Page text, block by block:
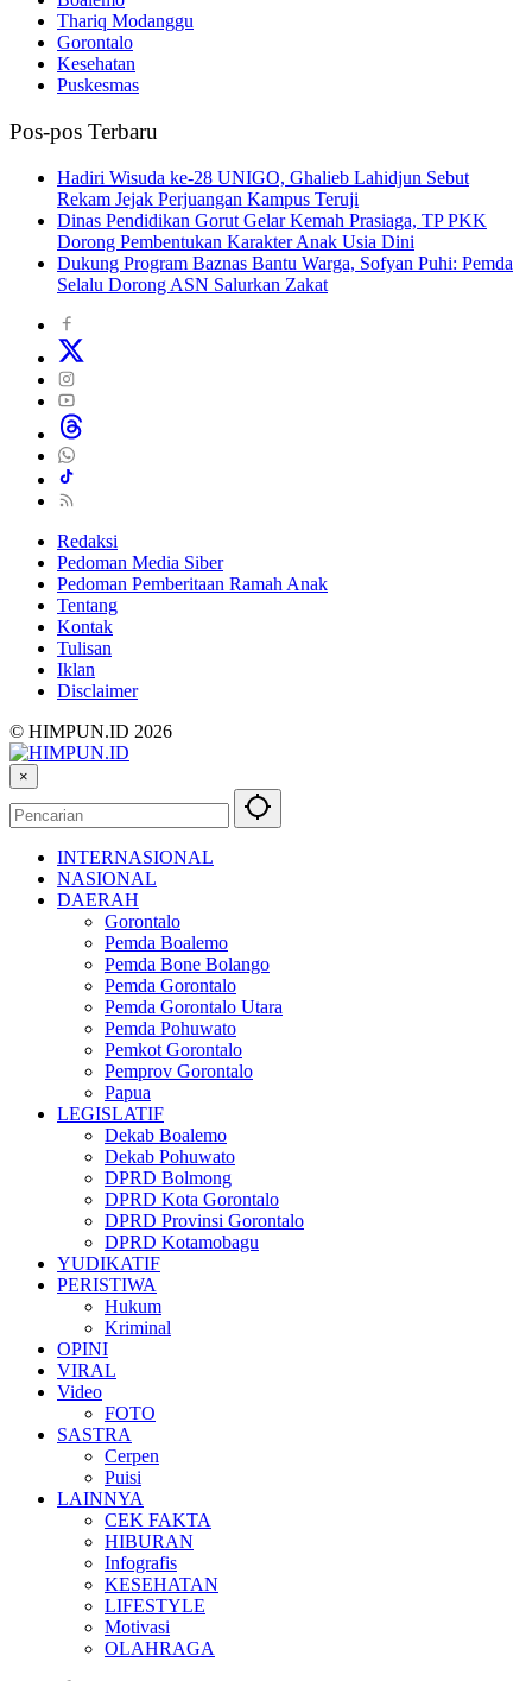
Thariq Modanggu
Gorontalo
Kesehatan
Puskesmas
Pos-pos Terbaru
Hadiri Wisuda ke-28 UNIGO, Ghalieb Lahidjun Sebut
Rekam Jejak Perjuangan Kampus Teruji
Dinas Pendidikan Gorut Gelar Kemah Prasiaga, TP PKK
Dorong Pembentukan Karakter Anak Usia Dini
Dukung Program Baznas Bantu Warga, Sofyan Puhi: Pemda
Selalu Dorong ASN Salurkan Zakat
Redaksi
Pedoman Media Siber
Pedoman Pemberitaan Ramah Anak
Tentang
Kontak
Tulisan
Iklan
Disclaimer
© HIMPUN.ID 2026
×
INTERNASIONAL
NASIONAL
DAERAH
Gorontalo
Pemda Boalemo
Pemda Bone Bolango
Pemda Gorontalo
Pemda Gorontalo Utara
Pemda Pohuwato
Pemkot Gorontalo
Pemprov Gorontalo
Papua
LEGISLATIF
Dekab Boalemo
Dekab Pohuwato
DPRD Bolmong
DPRD Kota Gorontalo
DPRD Provinsi Gorontalo
DPRD Kotamobagu
YUDIKATIF
PERISTIWA
Hukum
Kriminal
OPINI
VIRAL
Video
FOTO
SASTRA
Cerpen
Puisi
LAINNYA
CEK FAKTA
HIBURAN
Infografis
KESEHATAN
LIFESTYLE
Motivasi
OLAHRAGA